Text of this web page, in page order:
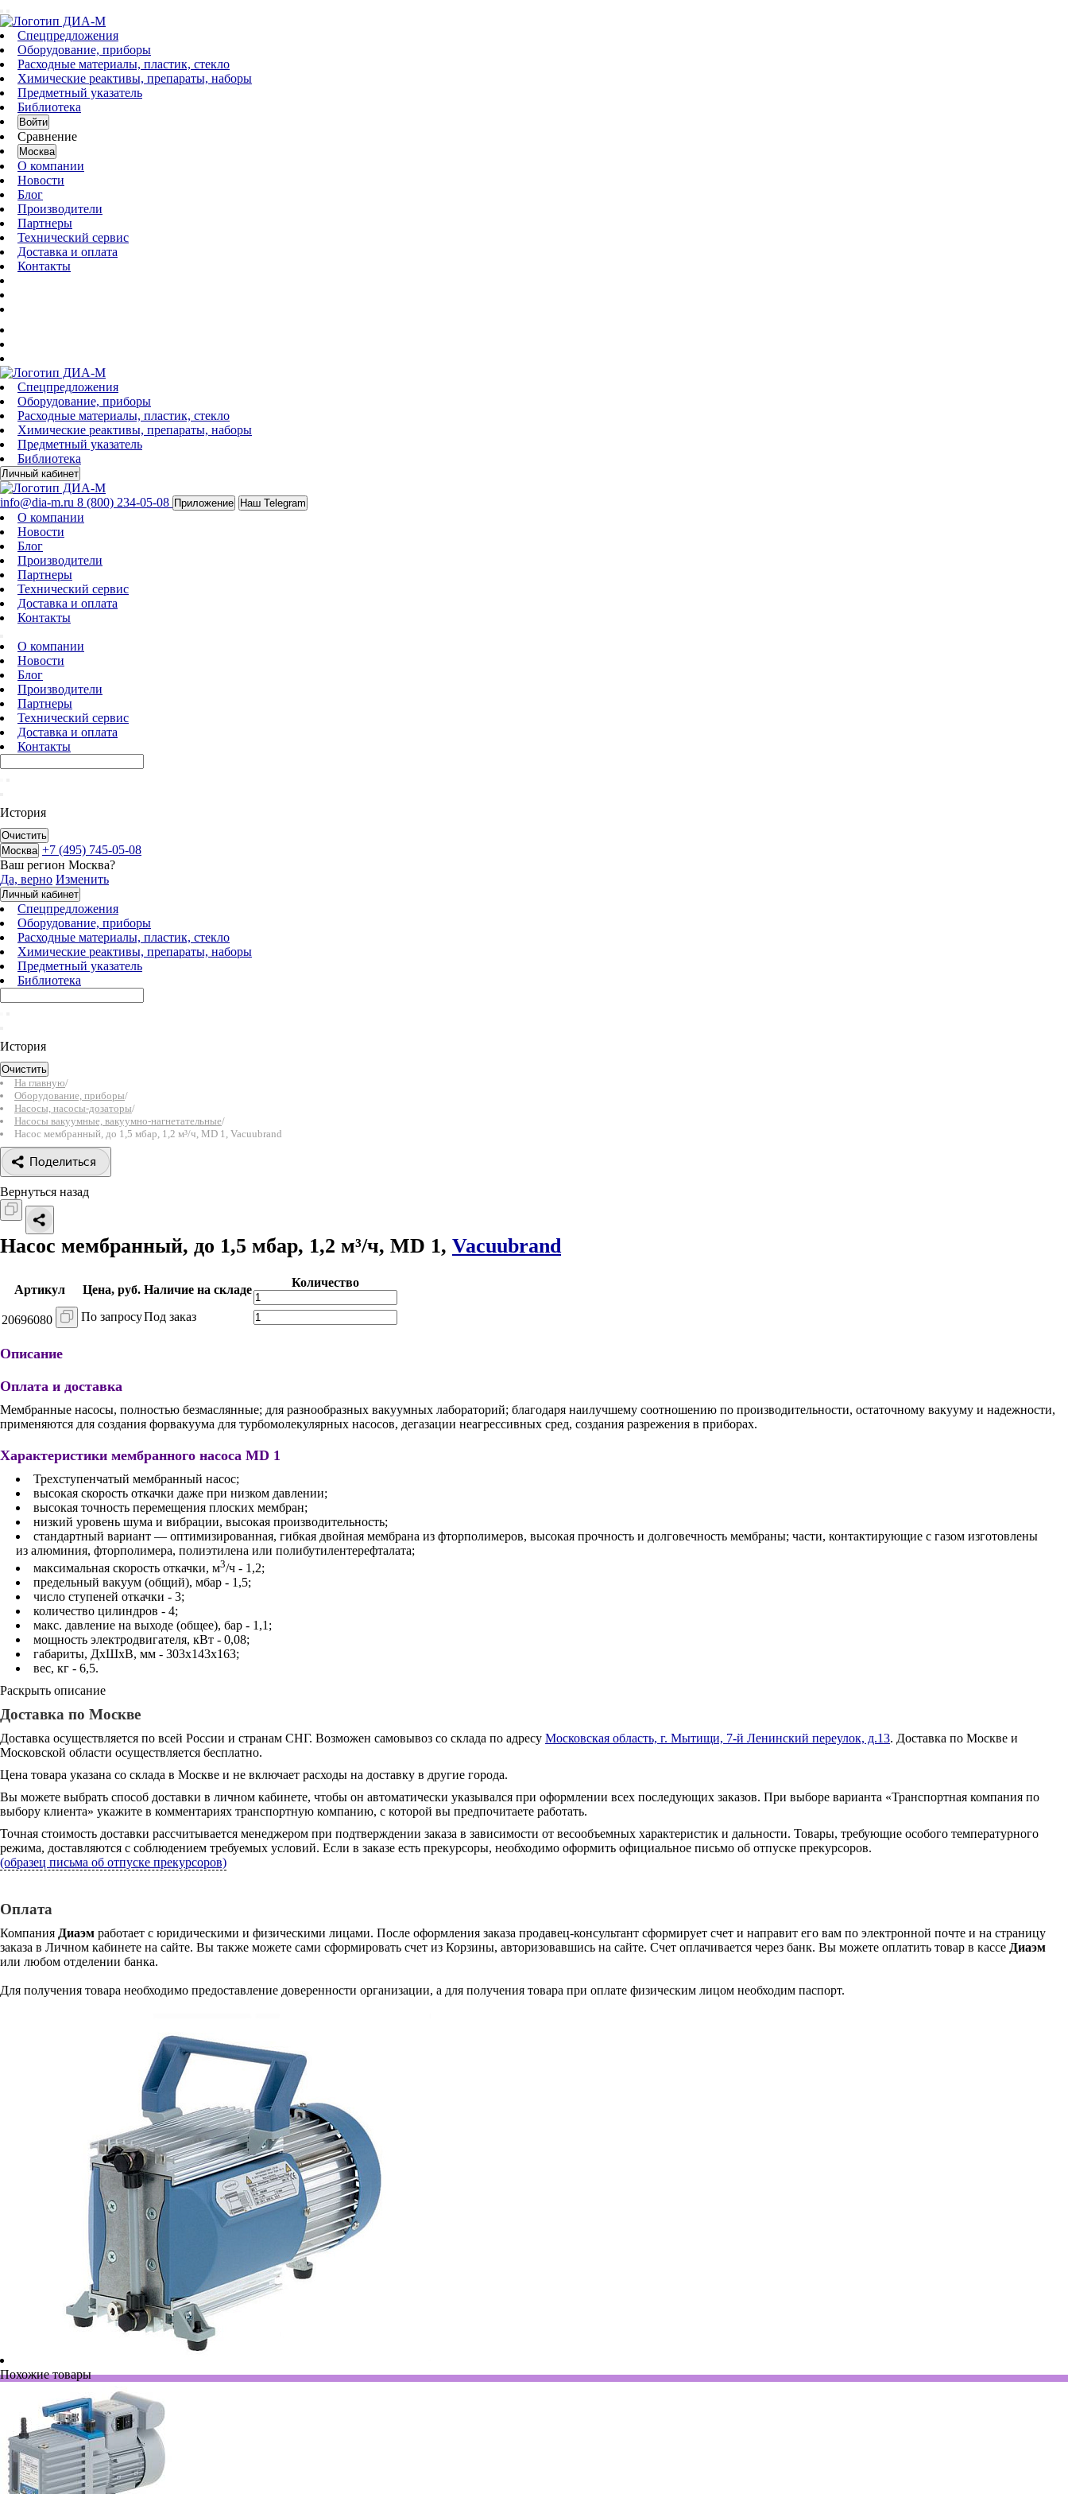
Спецпредложения
Оборудование, приборы
Расходные материалы, пластик, стекло
Химические реактивы, препараты, наборы
Предметный указатель
Библиотека
Войти
Сравнение
Москва
О компании
Новости
Блог
Производители
Партнеры
Технический сервис
Доставка и оплата
Контакты
Спецпредложения
Оборудование, приборы
Расходные материалы, пластик, стекло
Химические реактивы, препараты, наборы
Предметный указатель
Библиотека
Личный кабинет
info@dia-m.ru 8 (800) 234-05-08 Приложение Наш Telegram
О компании
Новости
Блог
Производители
Партнеры
Технический сервис
Доставка и оплата
Контакты
О компании
Новости
Блог
Производители
Партнеры
Технический сервис
Доставка и оплата
Контакты
История
Очистить
Москва +7 (495) 745-05-08
Ваш регион Москва?
Да, верно Изменить
Личный кабинет
Спецпредложения
Оборудование, приборы
Расходные материалы, пластик, стекло
Химические реактивы, препараты, наборы
Предметный указатель
Библиотека
История
Очистить
На главную/
Оборудование, приборы/
Насосы, насосы-дозаторы/
Насосы вакуумные, вакуумно-нагнетательные/
Насос мембранный, до 1,5 мбар, 1,2 м³/ч, MD 1, Vacuubrand
Поделиться
Вернуться назад
Насос мембранный, до 1,5 мбар, 1,2 м³/ч, MD 1, Vacuubrand
Артикул Цена, руб. Наличие на складе
Количество
20696080 По запросуПод заказ
Описание
Оплата и доставка
Мембранные насосы, полностью безмаслянные; для разнообразных вакуумных лабораторий; благодаря наилучшему соотношению по производительности, остаточному вакууму и надежности,
применяются для создания форвакуума для турбомолекулярных насосов, дегазации неагрессивных сред, создания разрежения в приборах.
Характеристики мембранного насоса MD 1
Трехступенчатый мембранный насос;
высокая скорость откачки даже при низком давлении;
высокая точность перемещения плоских мембран;
низкий уровень шума и вибрации, высокая производительность;
стандартный вариант — оптимизированная, гибкая двойная мембрана из фторполимеров, высокая прочность и долговечность мембраны; части, контактирующие с газом изготовлены
из алюминия, фторполимера, полиэтилена или полибутилентерефталата;
максимальная скорость откачки, м3/ч - 1,2;
предельный вакуум (общий), мбар - 1,5;
число ступеней откачки - 3;
количество цилиндров - 4;
макс. давление на выходе (общее), бар - 1,1;
мощность электродвигателя, кВт - 0,08;
габариты, ДхШхВ, мм - 303х143х163;
вес, кг - 6,5.
Раскрыть описание
Доставка по Москве
Доставка осуществляется по всей России и странам СНГ. Возможен самовывоз со склада по адресу Московская область, г. Мытищи, 7-й Ленинский переулок, д.13. Доставка по Москве и
Московской области осуществляется бесплатно.
Цена товара указана со склада в Москве и не включает расходы на доставку в другие города.
Вы можете выбрать способ доставки в личном кабинете, чтобы он автоматически указывался при оформлении всех последующих заказов. При выборе варианта «Транспортная компания по
выбору клиента» укажите в комментариях транспортную компанию, с которой вы предпочитаете работать.
Точная стоимость доставки рассчитывается менеджером при подтверждении заказа в зависимости от весообъемных характеристик и дальности. Товары, требующие особого температурного
режима, доставляются с соблюдением требуемых условий. Если в заказе есть прекурсоры, необходимо оформить официальное письмо об отпуске прекурсоров.
(образец письма об отпуске прекурсоров)
Оплата
Компания Диаэм работает с юридическими и физическими лицами. После оформления заказа продавец-консультант сформирует счет и направит его вам по электронной почте и на страницу
заказа в Личном кабинете на сайте. Вы также можете сами сформировать счет из Корзины, авторизовавшись на сайте. Счет оплачивается через банк. Вы можете оплатить товар в кассе Диаэм
или любом отделении банка.
Для получения товара необходимо предоставление доверенности организации, а для получения товара при оплате физическим лицом необходим паспорт.
Похожие товары